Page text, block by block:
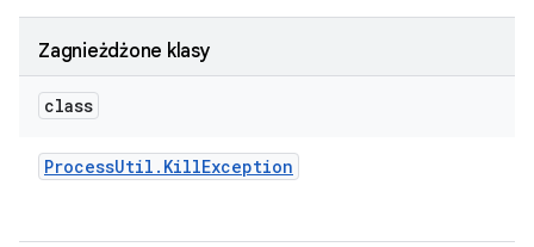
Zagnieżdżone klasy
class
ProcessUtil . KillException